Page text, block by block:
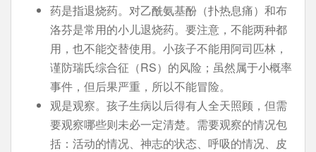
药是指退烧药。对乙酰氨基酚（扑热息痛）和布
洛芬是常用的小儿退烧药。要注意，不能两种都
用，也不能交替使用。小孩子不能用阿司匹林，
谨防瑞氏综合征（RS）的风险；虽然属于小概率
事件，但后果严重，所以不能冒险。
观是观察。孩子生病以后得有人全天照顾，但需
要观察哪些则未必一定清楚。需要观察的情况包
括：活动的情况、神志的状态、呼吸的情况、皮